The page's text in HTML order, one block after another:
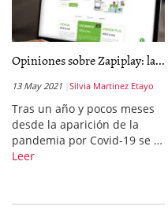
Opiniones sobre Zapiplay: la...
13 May 2021 Silvia Martinez Etayo
Tras un año y pocos meses
desde la aparición de la
pandemia por Covid-19 se …
Leer